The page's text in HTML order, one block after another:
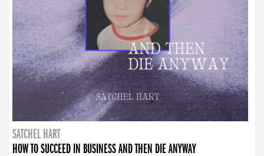
SATCHEL HART
HOW TO SUCCEED IN BUSINESS AND THEN DIE ANYWAY